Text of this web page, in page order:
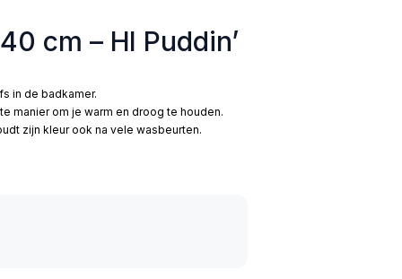
cm – HI Puddin’
in de badkamer.
manier om je warm en droog te houden.
zijn kleur ook na vele wasbeurten.